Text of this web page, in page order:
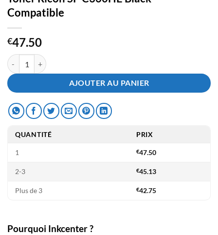
Compatible
€47.50
quantité de Toner Ricoh SP C360HE Black - Compatible
AJOUTER AU PANIER
QUANTITÉ PRIX
1 €47.50
2-3 €45.13
Plus de 3 €42.75
Pourquoi Inkcenter ?